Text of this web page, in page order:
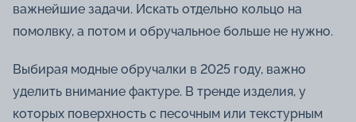
важнейшие задачи. Искать отдельно кольцо на
помолвку, а потом и обручальное больше не нужно.
Выбирая модные обручалки в 2025 году, важно
уделить внимание фактуре. В тренде изделия, у
которых поверхность с песочным или текстурным